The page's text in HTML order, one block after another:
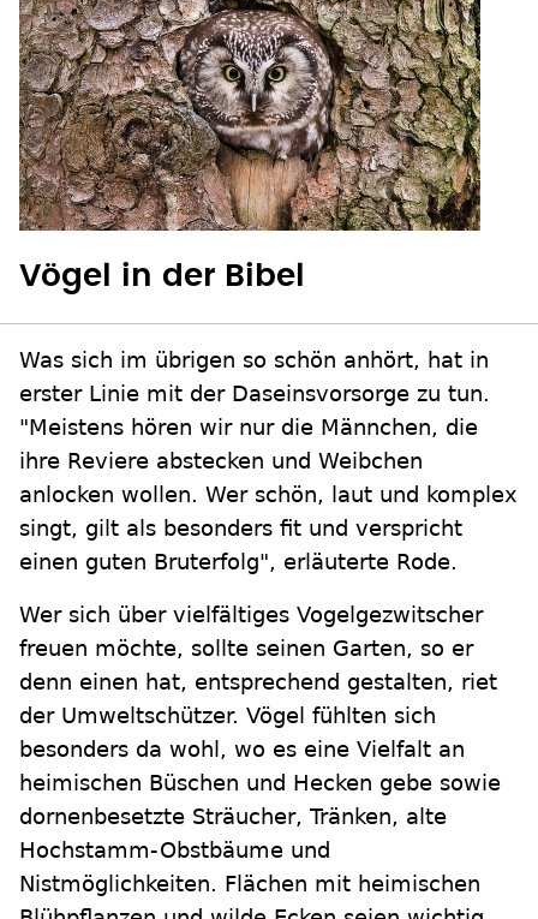
Vögel in der Bibel
Was sich im übrigen so schön anhört, hat in
erster Linie mit der Daseinsvorsorge zu tun.
"Meistens hören wir nur die Männchen, die
ihre Reviere abstecken und Weibchen
anlocken wollen. Wer schön, laut und komplex
singt, gilt als besonders fit und verspricht
einen guten Bruterfolg", erläuterte Rode.
Wer sich über vielfältiges Vogelgezwitscher
freuen möchte, sollte seinen Garten, so er
denn einen hat, entsprechend gestalten, riet
der Umweltschützer. Vögel fühlten sich
besonders da wohl, wo es eine Vielfalt an
heimischen Büschen und Hecken gebe sowie
dornenbesetzte Sträucher, Tränken, alte
Hochstamm-Obstbäume und
Nistmöglichkeiten. Flächen mit heimischen